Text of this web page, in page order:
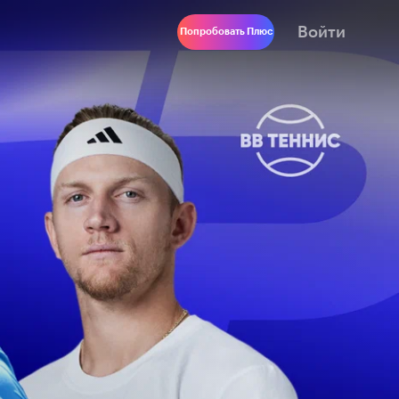
Попробовать Плюс Войти